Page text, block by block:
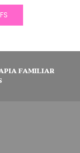
FAMILIAR